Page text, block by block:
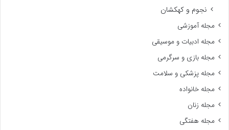
نجوم و کهکشان
مجله آموزشی
مجله ادبیات و موسیقی
مجله بازی و سرگرمی
مجله پزشکی و سلامت
مجله خانواده
مجله زنان
مجله هفتگی